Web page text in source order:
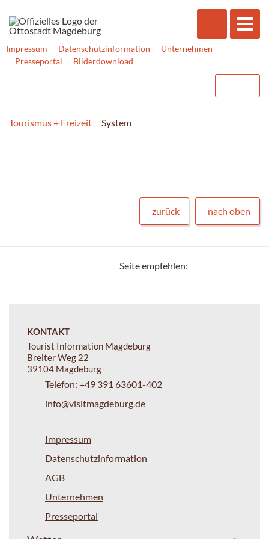
Impressum Datenschutzinformation
Unternehmen
Presseportal
Bilderdownload
Tourismus + Freizeit System
zurück nach oben
Seite empfehlen:
KONTAKT
Tourist Information Magdeburg
Breiter Weg 22
39104 Magdeburg
Telefon: +49 391 63601-402
info@visitmagdeburg.de
Impressum
Datenschutzinformation
AGB
Unternehmen
Presseportal